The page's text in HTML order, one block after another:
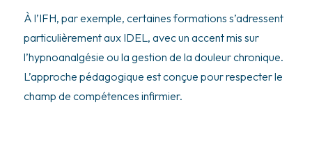
À l’IFH, par exemple, certaines formations s’adressent
particulièrement aux IDEL, avec un accent mis sur
l’hypnoanalgésie ou la gestion de la douleur chronique.
L’approche pédagogique est conçue pour respecter le
champ de compétences infirmier.